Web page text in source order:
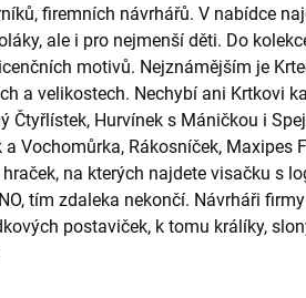
firemních návrhářů. V nabídce
ale i pro nejmenší děti. Do
motivů. Nejznámějším je
a velikostech. Nechybí ani Krtkovi
Čtyřlístek, Hurvínek s Máničkou i
Vochomůrka, Rákosníček, Maxipes
na kterých najdete visačku s
tím zdaleka nekončí. Návrháři
postaviček, k tomu králíky,